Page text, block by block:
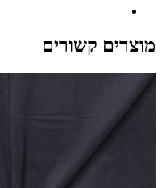
מוצרים קשורים